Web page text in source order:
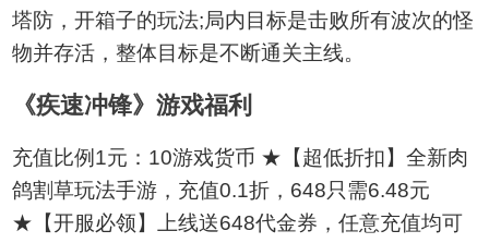
塔防，开箱子的玩法;局内目标是击败所有波次的怪
物并存活，整体目标是不断通关主线。
《疾速冲锋》游戏福利
充值比例1元：10游戏货币 ★【超低折扣】全新肉
鸽割草玩法手游，充值0.1折，648只需6.48元
★【开服必领】上线送648代金券，任意充值均可